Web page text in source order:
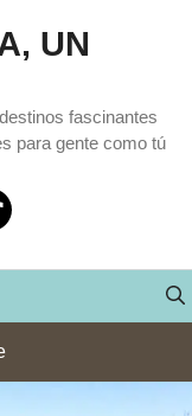
UN
fascinantes
para gente como tú